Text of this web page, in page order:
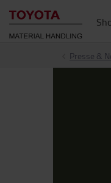
Presse &